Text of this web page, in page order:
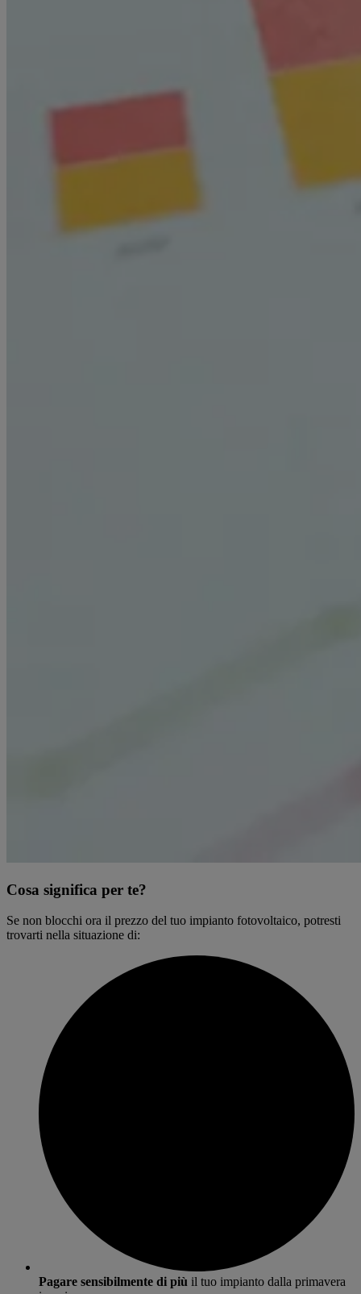
Cosa significa per te?
Se non blocchi ora il prezzo del tuo impianto fotovoltaico, potresti
trovarti nella situazione di:
Pagare sensibilmente di più il tuo impianto dalla primavera